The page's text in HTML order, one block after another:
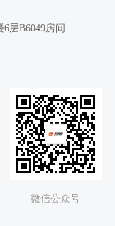
层B6049房间
微信公众号